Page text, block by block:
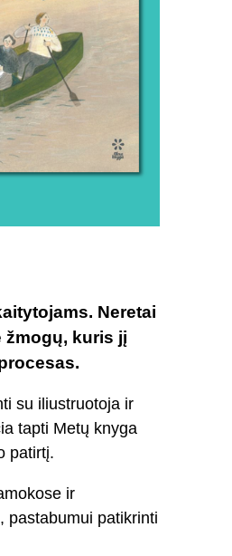
Neretai
žmogų, kuris jį
su iliustruotoja ir
tapti Metų knyga
patirtį.
ir
pastabumui patikrinti